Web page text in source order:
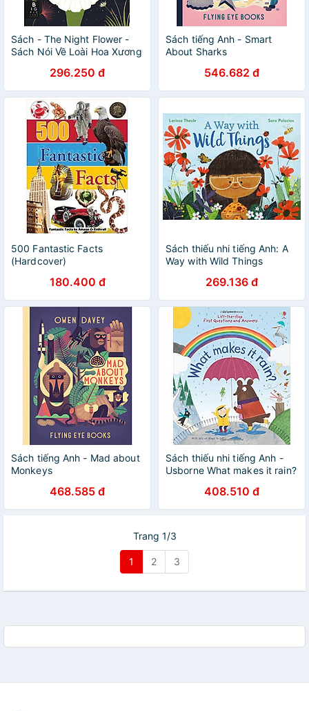
Sách - The Night Flower -
Sách Nói Về Loài Hoa Xương
Xương Rồng Saguaro Trên
Sa Mạc Sonoran Ở Arizona
296.250 đ
Sách tiếng Anh - Smart
About Sharks
546.682 đ
500 Fantastic Facts
(Hardcover)
180.400 đ
Sách thiếu nhi tiếng Anh: A
Way with Wild Things
269.136 đ
Sách tiếng Anh - Mad about
Monkeys
468.585 đ
Sách thiếu nhi tiếng Anh -
Usborne What makes it rain?
408.510 đ
Trang 1/3
1 2 3